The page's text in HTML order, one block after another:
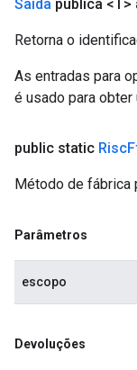
Saída pública <T>
Retorna o
As entradas para
é usado para
public static Risc
Método de fábrica
Parâmetros
escopo
Devoluções